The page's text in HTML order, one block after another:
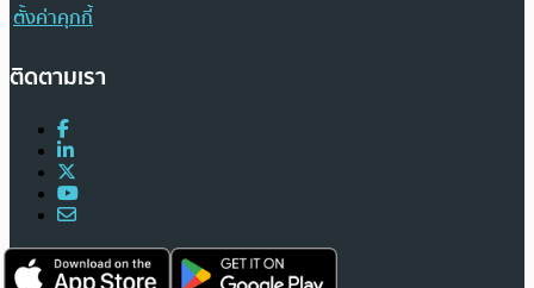
ตั้งค่าคุกกี้
ติดตามเรา